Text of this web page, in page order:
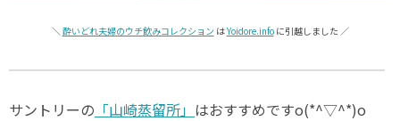
＼ 酔いどれ夫婦のウチ飲みコレクション はYoidore.infoに引越しました ／
サントリーの 「山崎蒸留所」 はおすすめですo(*^▽^*)o